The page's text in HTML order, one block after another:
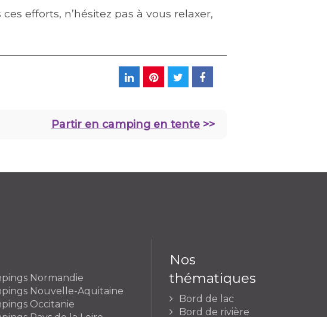
efforts, n’hésitez pas à vous relaxer,
Partir en camping en tente>>
Normandie
Nouvelle-Aquitaine
Occitanie
Nos
thématiques
Bord de lac
Bord de rivière